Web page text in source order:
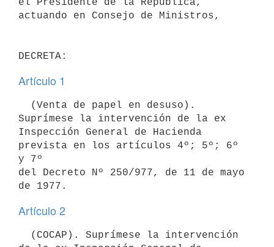
actuando en Consejo de Ministros,
Artículo 1
Suprímese la intervención de la ex
Inspección General de Hacienda
prevista en los artículos 4º; 5º; 6º
y 7º
del Decreto Nº 250/977, de 11 de mayo
Artículo 2